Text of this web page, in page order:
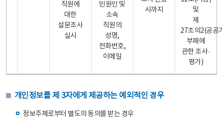
직원에
대한
설문조사
실시
민원인 및
소속
직원의
성명,
전화번호,
이메일
시까지
및
제
27조의2(공공
부패에
관한 조사·
평가)
개인정보를 제 3자에게 제공하는 예외적인 경우
정보주체로부터 별도의 동의를 받는 경우